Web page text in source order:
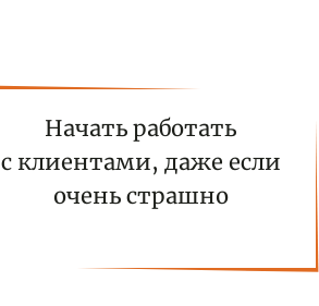
Начать работать
с клиентами, даже если
очень страшно